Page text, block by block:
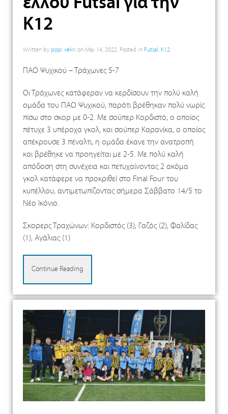
Κ12
Written by popi vekri on May 14, 2022. Posted in Futsal , K12
ΠΑΟ Ψυχικού – Τράχωνες 5-7
Οι Τράχωνες κατάφεραν να κερδίσουν την πολύ καλή
ομάδα του ΠΑΟ Ψυχικού, παρότι βρέθηκαν πολύ νωρίς
πίσω στο σκορ με 0-2. Με σούπερ Κορδιστό, ο οποίος
πέτυχε 3 υπέροχα γκολ, και σούπερ Καρανίκα, ο οποίος
απέκρουσε 3 πέναλτι, η ομάδα έκανε την ανατροπή
και βρέθηκε να προηγείται με 2-5. Με πολύ καλή
απόδοση στη συνέχεια και πετυχαίνοντας 2 ακόμα
γκολ κατάφερε να προκριθεί στο Final Four του
κυπέλλου, αντιμετωπίζοντας σήμερα Σάββατο 14/5 το
Νέο Ικόνιο.
Σκορερς Τραχώνων: Κορδιστός (3), Γαζός (2), Φαλίδας
(1), Αγάλιας (1)
Continue Reading